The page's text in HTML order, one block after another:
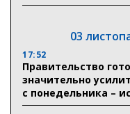
03
17:52
Правительство
значительно
с понедельника –